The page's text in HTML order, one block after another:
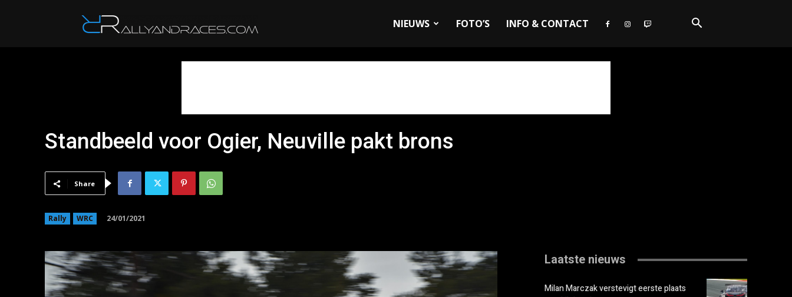
NIEUWS FOTO’S INFO & CONTACT
Standbeeld voor Ogier, Neuville pakt brons
Share
Rally WRC 24/01/2021
Laatste nieuws
Milan Marczak verstevigt eerste plaats